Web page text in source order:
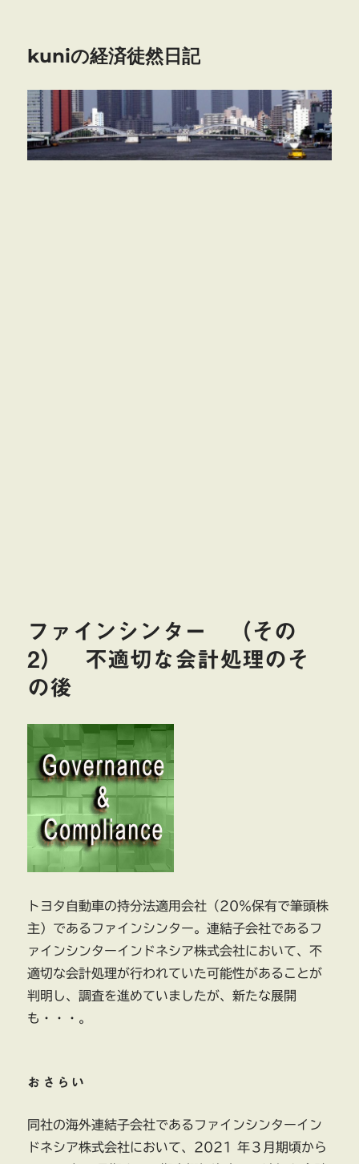
kuniの経済徒然日記
ファインシンター （その
2） 不適切な会計処理のそ
の後
トヨタ自動車の持分法適用会社（20％保有で筆頭株
主）であるファインシンター。連結子会社であるフ
ァインシンターインドネシア株式会社において、不
適切な会計処理が行われていた可能性があることが
判明し、調査を進めていましたが、新たな展開
も・・・。
おさらい
同社の海外連結子会社であるファインシンターイン
ドネシア株式会社において、2021 年３月期頃から